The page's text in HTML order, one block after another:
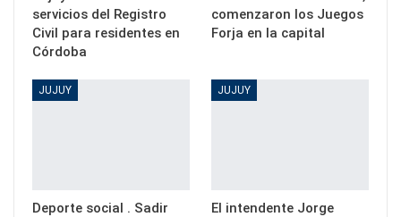
servicios del Registro
Civil para residentes en
Córdoba
comenzaron los Juegos
Forja en la capital
JUJUY
Deporte social . Sadir
JUJUY
El intendente Jorge